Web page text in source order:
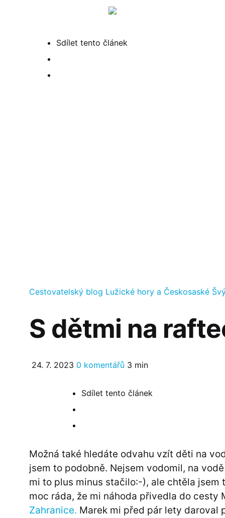
Sdílet tento článek
Kategorie
Cestovatelský blog Lužické hory a Českosaské
S dětmi na
24. 7. 2023 0 komentářů 3 min
Sdílet tento článek
Možná také hledáte odvahu vzít děti na
jsem to podobně. Nejsem vodomil, na
mi to plus minus stačilo:-), ale chtěla jsem
moc ráda, že mi náhoda přivedla do cesty
Zahranice. Marek mi před pár lety daroval